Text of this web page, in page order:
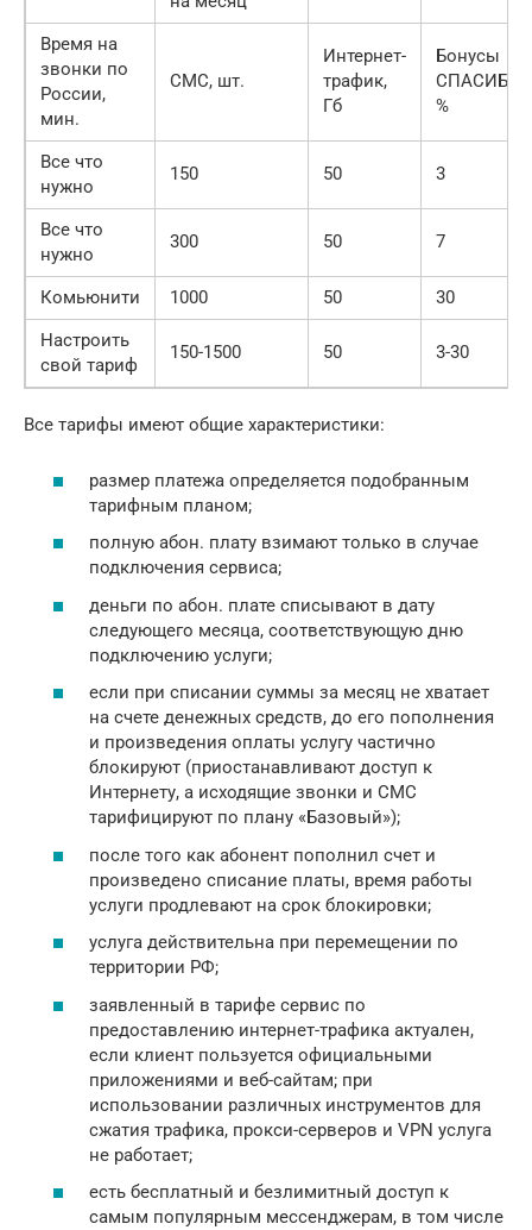
Время на
звонки по
России,
мин.
СМС, шт.
Интернет-
трафик,
Гб
Бонусы
СПАСИБО,
%
Все что
нужно
150 50 3
Все что
нужно
300 50 7
Комьюнити 1000 50
30
Настроить
свой тариф
150-1500 50 3-30
Все тарифы имеют общие характеристики:
размер платежа определяется подобранным
тарифным планом;
полную абон. плату взимают только в случае
подключения сервиса;
деньги по абон. плате списывают в дату
следующего месяца, соответствующую дню
подключению услуги;
если при списании суммы за месяц не хватает
на счете денежных средств, до его пополнения
и произведения оплаты услугу частично
блокируют (приостанавливают доступ к
Интернету, а исходящие звонки и СМС
тарифицируют по плану «Базовый»);
после того как абонент пополнил счет и
произведено списание платы, время работы
услуги продлевают на срок блокировки;
услуга действительна при перемещении по
территории РФ;
заявленный в тарифе сервис по
предоставлению интернет-трафика актуален,
если клиент пользуется официальными
приложениями и веб-сайтам; при
использовании различных инструментов для
сжатия трафика, прокси-серверов и VPN услуга
не работает;
есть бесплатный и безлимитный доступ к
самым популярным мессенджерам, в том числе